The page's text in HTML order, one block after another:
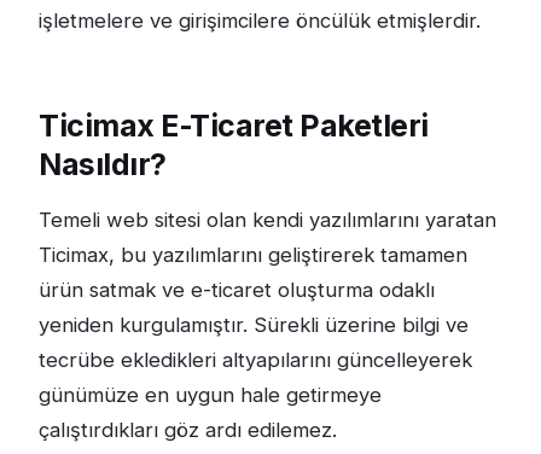
işletmelere ve girişimcilere öncülük etmişlerdir.
Ticimax E-Ticaret Paketleri
Nasıldır?
Temeli web sitesi olan kendi yazılımlarını yaratan
Ticimax, bu yazılımlarını geliştirerek tamamen
ürün satmak ve e-ticaret oluşturma odaklı
yeniden kurgulamıştır. Sürekli üzerine bilgi ve
tecrübe ekledikleri altyapılarını güncelleyerek
günümüze en uygun hale getirmeye
çalıştırdıkları göz ardı edilemez.